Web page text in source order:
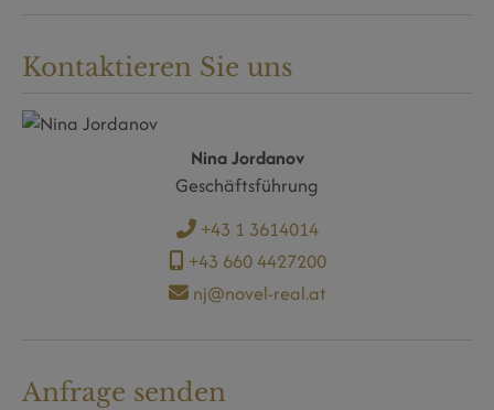
Kontaktieren Sie uns
Nina Jordanov
Geschäftsführung
+43 1 3614014
+43 660 4427200
nj@novel-real.at
Anfrage senden